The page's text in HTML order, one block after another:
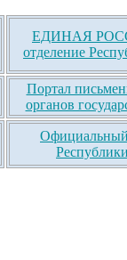
ЕДИНАЯ
отделение
Портал
органов
Официальный